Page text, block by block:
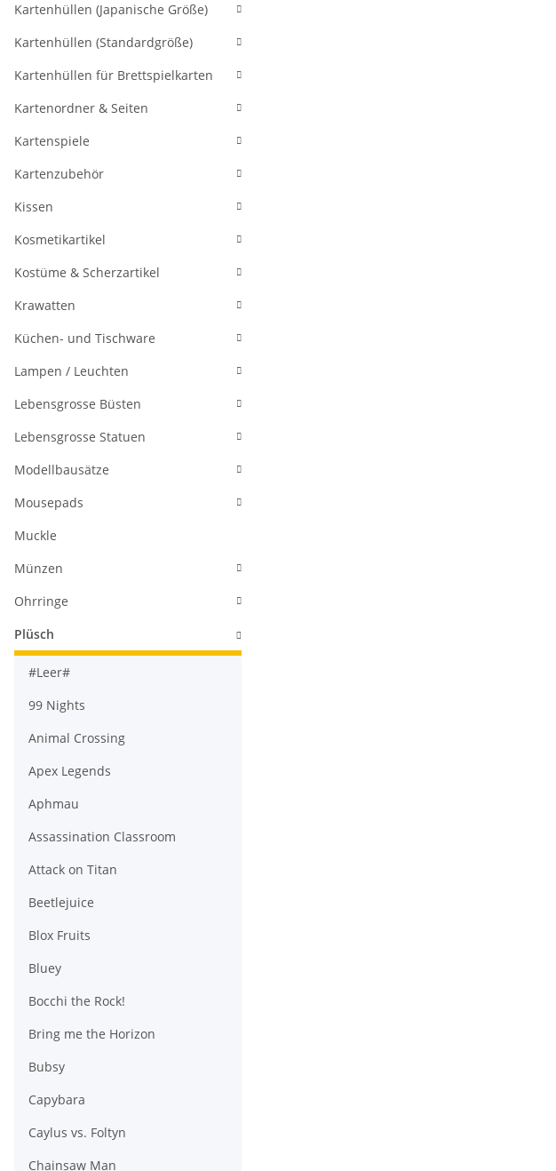
Kartenhüllen (Japanische Größe)
Kartenhüllen (Standardgröße)
Kartenhüllen für Brettspielkarten
Kartenordner & Seiten
Kartenspiele
Kartenzubehör
Kissen
Kosmetikartikel
Kostüme & Scherzartikel
Krawatten
Küchen- und Tischware
Lampen / Leuchten
Lebensgrosse Büsten
Lebensgrosse Statuen
Modellbausätze
Mousepads
Muckle
Münzen
Ohrringe
Plüsch
#Leer#
99 Nights
Animal Crossing
Apex Legends
Aphmau
Assassination Classroom
Attack on Titan
Beetlejuice
Blox Fruits
Bluey
Bocchi the Rock!
Bring me the Horizon
Bubsy
Capybara
Caylus vs. Foltyn
Chainsaw Man